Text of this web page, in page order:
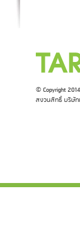
© Copyright
สงวนสิทธิ์ บริษัท